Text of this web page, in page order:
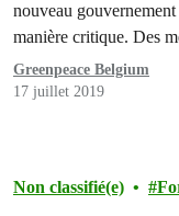
nouveau
manière critique. Des
Greenpeace Belgium
17 juillet 2019
Non classifié(e)